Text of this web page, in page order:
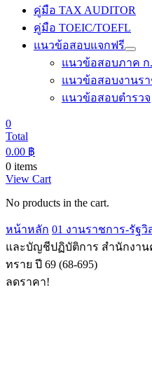
คู่มือ TAX AUDITOR
คู่มือ TOEIC/TOEFL
แนวข้อสอบแจกฟรี
แนวข้อสอบภาค ก
แนวข้อสอบงานร
แนวข้อสอบตำรวจ
0
Total
0.00 ฿
0 items
View Cart
No products in the cart.
หน้าหลัก 01 งานราชการ-รัฐวิ
และบัญชีปฏิบัติการ สำนักงา
ทราย ปี 69 (68-695)
ลดราคา!